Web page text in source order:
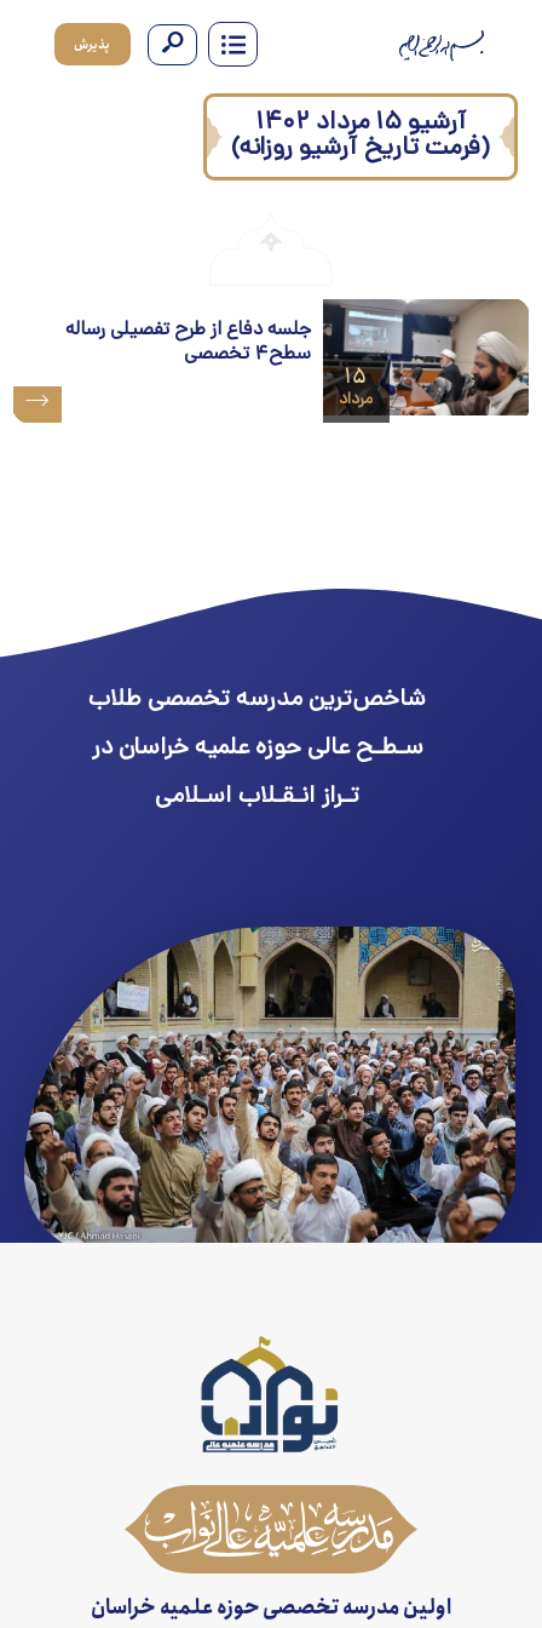
آرشیو ۱۵ مرداد ۱۴۰۲
(فرمت تاریخ آرشیو روزانه)
۱۵
مرداد
جلسه دفاع از طرح تفصیلی رساله
سطح۴ تخصصی
شاخص‌ترین مدرسه تخصصی طلاب
سـطـح عالی حوزه علمیه خراسان در
تـراز انـقـلاب اسـلامی
اولین مدرسه تخصصی حوزه علمیه خراسان